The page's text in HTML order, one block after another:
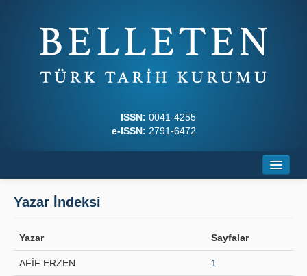
ISSN: 0041-4255
e-ISSN: 2791-6472
Dergi Kurulları
Yazım Kuralları
Yazar İndeksi
Yazar Sayfalar
AFİF ERZEN 1